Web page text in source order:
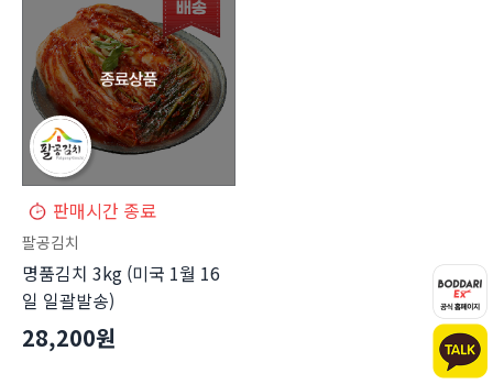
판매시간 종료
팔공김치
명품김치 3kg (미국 1월 16
일 일괄발송)
28,200원